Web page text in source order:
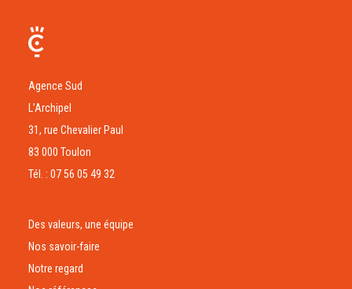
Agence Sud
L’Archipel
31, rue Chevalier Paul
83 000 Toulon
Tél. : 07 56 05 49 32
Des valeurs, une équipe
Nos savoir-faire
Notre regard